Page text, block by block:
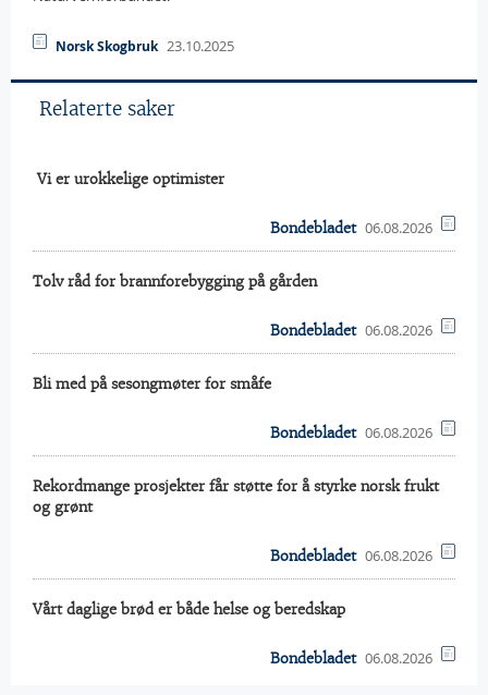
Norsk Skogbruk 23.10.2025
Relaterte saker
 Vi er urokkelige optimister
Bondebladet 06.08.2026
Tolv råd for brannforebygging på gården
Bondebladet 06.08.2026
Bli med på sesongmøter for småfe
Bondebladet 06.08.2026
Rekordmange prosjekter får støtte for å styrke norsk frukt
og grønt
Bondebladet 06.08.2026
Vårt daglige brød er både helse og beredskap
Bondebladet 06.08.2026